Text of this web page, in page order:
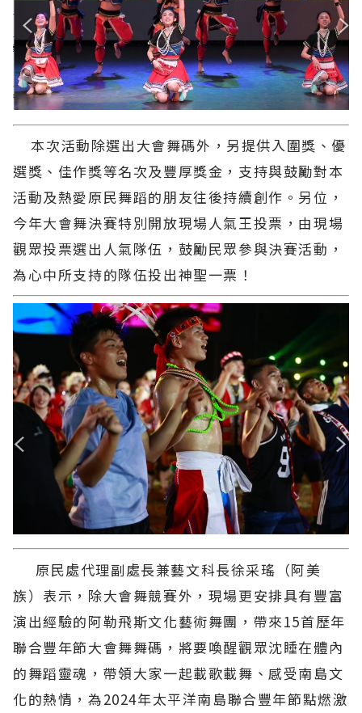
本次活動除選出大會舞碼外，另提供入圍獎、優
選獎、佳作獎等名次及豐厚獎金，支持與鼓勵對本
活動及熱愛原民舞蹈的朋友往後持續創作。另位，
今年大會舞決賽特別開放現場人氣王投票，由現場
觀眾投票選出人氣隊伍，鼓勵民眾參與決賽活動，
為心中所支持的隊伍投出神聖一票！
原民處代理副處長兼藝文科長徐采瑤（阿美
族）表示，除大會舞競賽外，現場更安排具有豐富
演出經驗的阿勒飛斯文化藝術舞團，帶來15首歷年
聯合豐年節大會舞舞碼，將要喚醒觀眾沈睡在體內
的舞蹈靈魂，帶領大家一起載歌載舞、感受南島文
化的熱情，為2024年太平洋南島聯合豐年節點燃激